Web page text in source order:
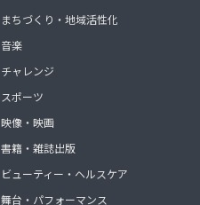
まちづくり・地域活性化
音楽
チャレンジ
スポーツ
映像・映画
書籍・雑誌出版
ビューティー・ヘルスケア
舞台・パフォーマンス